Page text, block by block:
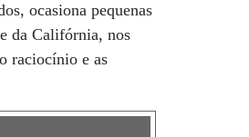
ocasiona pequenas
da Califórnia, nos
raciocínio e as